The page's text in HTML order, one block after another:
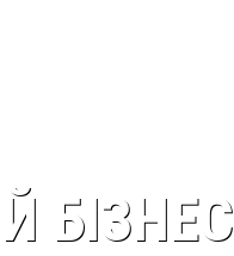
БІЗНЕС